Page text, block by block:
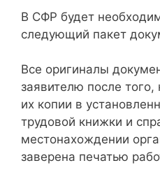
В СФР будет
следующий пакет
Все оригиналы
заявителю после
их копии в
трудовой книжки и
местонахождении
заверена печатью